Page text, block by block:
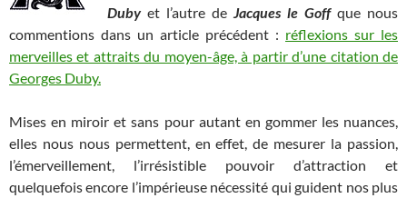
Dubyet l’autre de Jacques le Goffque nous
commentions dans un article précédent : réflexions sur les
merveilles et attraits du moyen-âge, à partir d’une citation de
Georges Duby.
Mises en miroir et sans pour autant en gommer les nuances,
elles nous nous permettent, en effet, de mesurer la passion,
l’émerveillement, l’irrésistible pouvoir d’attraction et
quelquefois encore l’impérieuse nécessité qui guident nos plus